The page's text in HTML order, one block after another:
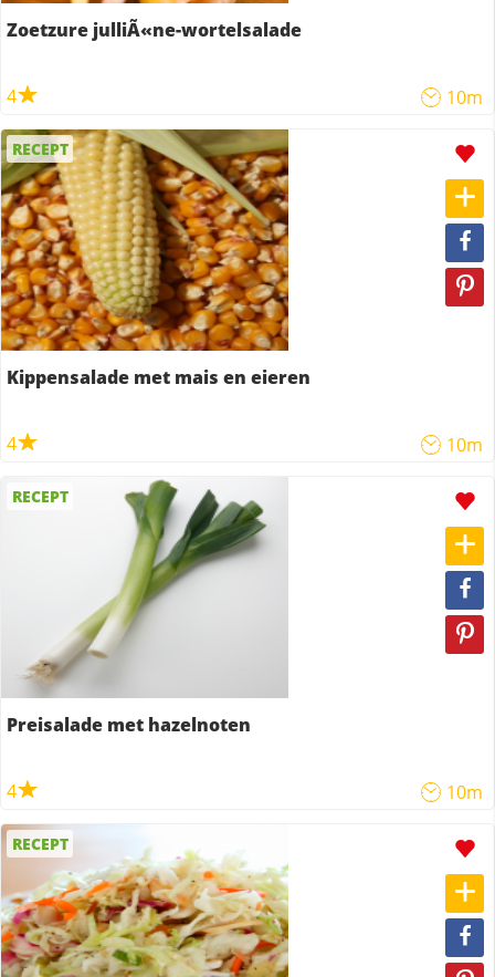
Zoetzure julliÃ«ne-wortelsalade
4 10m
RECEPT
Kippensalade met mais en eieren
4 10m
RECEPT
Preisalade met hazelnoten
4 10m
RECEPT